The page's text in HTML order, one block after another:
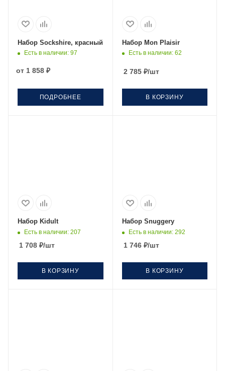
Набор Sockshire, красный
Есть в наличии: 97
от 1 858 ₽
ПОДРОБНЕЕ
Набор Mon Plaisir
Есть в наличии: 62
2 785₽/шт
В КОРЗИНУ
Набор Kidult
Есть в наличии: 207
1 708 ₽/шт
В КОРЗИНУ
Набор Snuggery
Есть в наличии: 292
1 746₽/шт
В КОРЗИНУ